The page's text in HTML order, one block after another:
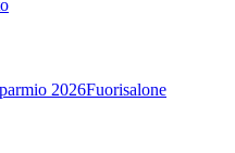
2026Fuorisalone